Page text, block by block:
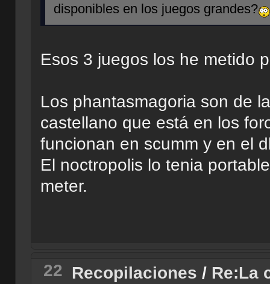
disponibles en los juegos grandes?
Esos 3 juegos los he metido
Los phantasmagoria son de
castellano que está en los
funcionan en scumm y en el
El noctropolis lo tenia
meter.
22 Recopilaciones / Re:La